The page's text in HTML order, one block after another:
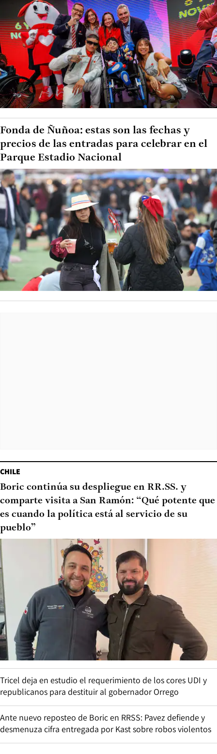
Fonda de Ñuñoa: estas son las fechas y
precios de las entradas para celebrar en el
Parque Estadio Nacional
CHILE
Boric continúa su despliegue en RR.SS. y
comparte visita a San Ramón: “Qué potente que
es cuando la política está al servicio de su
pueblo”
Tricel deja en estudio el requerimiento de los cores UDI y
republicanos para destituir al gobernador Orrego
Ante nuevo reposteo de Boric en RRSS: Pavez defiende y
desmenuza cifra entregada por Kast sobre robos violentos